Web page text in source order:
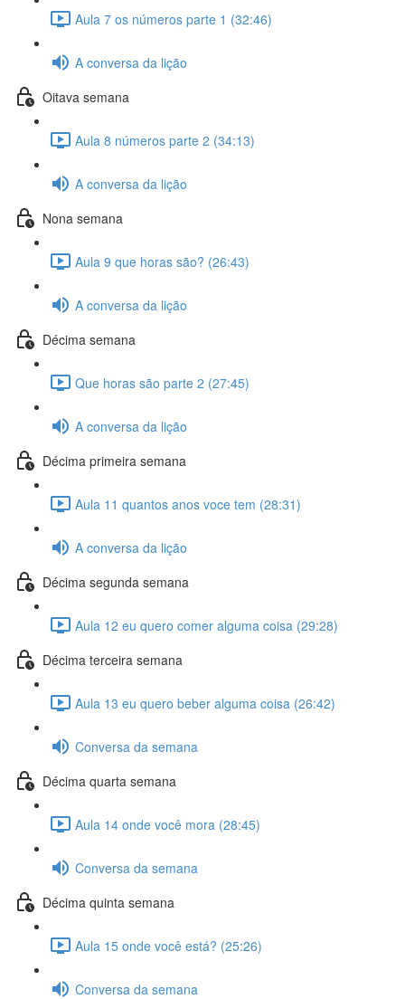
Aula 7 os números parte 1 (32:46)
A conversa da lição
Oitava semana
Aula 8 números parte 2 (34:13)
A conversa da lição
Nona semana
Aula 9 que horas são? (26:43)
A conversa da lição
Décima semana
Que horas são parte 2 (27:45)
A conversa da lição
Décima primeira semana
Aula 11 quantos anos voce tem (28:31)
A conversa da lição
Décima segunda semana
Aula 12 eu quero comer alguma coisa (29:28)
Décima terceira semana
Aula 13 eu quero beber alguma coisa (26:42)
Conversa da semana
Décima quarta semana
Aula 14 onde você mora (28:45)
Conversa da semana
Décima quinta semana
Aula 15 onde você está? (25:26)
Conversa da semana